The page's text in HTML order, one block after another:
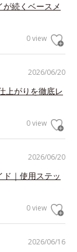
続くベースメ
0 view
2026/06/20
上がりを徹底レ
0 view
2026/06/20
｜使用ステッ
0 view
2026/06/16